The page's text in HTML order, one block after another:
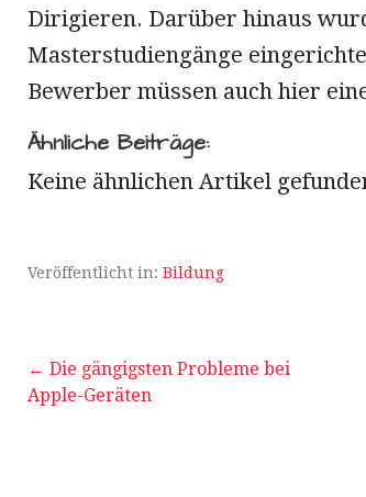
Dirigieren. Darüber hinaus
Masterstudiengänge
Bewerber müssen auch hier
Ähnliche Beiträge:
Keine ähnlichen Artikel
Veröffentlicht in: Bildung
← Die gängigsten Probleme bei
Apple-Geräten